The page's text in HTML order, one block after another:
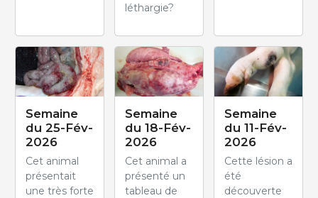
léthargie?
Semaine
du 25-Fév-
2026
Cet animal
présentait
une très forte
Semaine
du 18-Fév-
2026
Cet animal a
présenté un
tableau de
Semaine
du 11-Fév-
2026
Cette lésion a
été
découverte